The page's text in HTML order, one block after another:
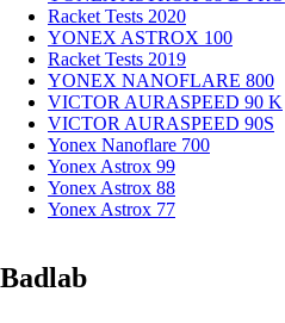
Racket Tests 2020
YONEX ASTROX 100
Racket Tests 2019
YONEX NANOFLARE 800
VICTOR AURASPEED 90 K
VICTOR AURASPEED 90S
Yonex Nanoflare 700
Yonex Astrox 99
Yonex Astrox 88
Yonex Astrox 77
Badlab